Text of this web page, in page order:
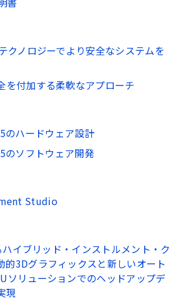
クノロジーでより安全なシステムを
を付加する柔軟なアプローチ
のハードウェア設計
ソフトウェア開発
Studio
イブリッド・インストルメント・ク
的3Dグラフィックスと新しいオート
ソリューションでのヘッドアップデ
現